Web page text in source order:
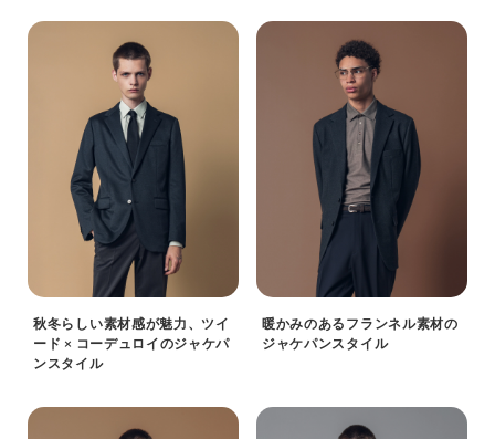
秋冬らしい素材感が魅力、ツイ
ード × コーデュロイのジャケパ
ンスタイル
暖かみのあるフランネル素材の
ジャケパンスタイル